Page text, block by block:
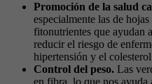
Promoción de la salud
especialmente las de
fitonutrientes que ayudan
reducir el riesgo de
hipertensión y el
Control del peso. Las